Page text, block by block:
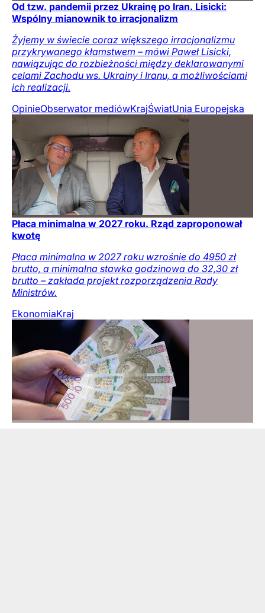
Od tzw. pandemii przez Ukrainę po Iran. Lisicki:
Wspólny mianownik to irracjonalizm
Żyjemy w świecie coraz większego irracjonalizmu
przykrywanego kłamstwem – mówi Paweł Lisicki,
nawiązując do rozbieżności między deklarowanymi
celami Zachodu ws. Ukrainy i Iranu, a możliwościami
ich realizacji.
OpinieObserwator mediówKrajŚwiatUnia Europejska
Płaca minimalna w 2027 roku. Rząd zaproponował
kwotę
Płaca minimalna w 2027 roku wzrośnie do 4950 zł
brutto, a minimalna stawka godzinowa do 32,30 zł
brutto – zakłada projekt rozporządzenia Rady
Ministrów.
EkonomiaKraj